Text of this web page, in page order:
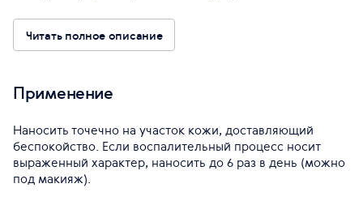
Читать полное описание
Применение
Наносить точечно на участок кожи, доставляющий
беспокойство. Если воспалительный процесс носит
выраженный характер, наносить до 6 раз в день (можно
под макияж).